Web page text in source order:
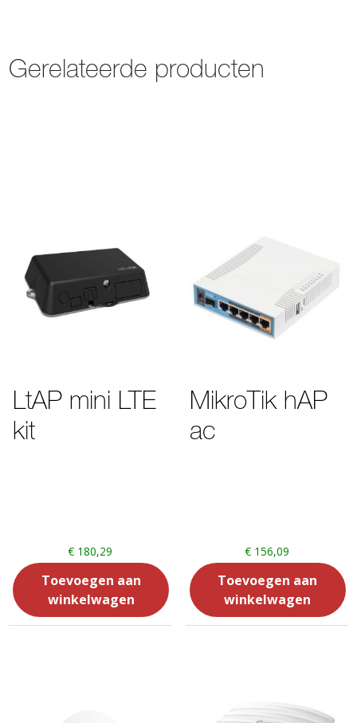
Gerelateerde producten
LtAP mini LTE
kit
€ 180,29
Toevoegen aan
winkelwagen
MikroTik hAP
ac
€156,09
Toevoegen aan
winkelwagen